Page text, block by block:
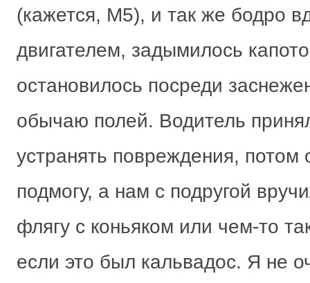
(кажется, М5), и так же бодро
двигателем, задымилось
остановилось посреди
обычаю полей. Водитель
устранять повреждения, потом
подмогу, а нам с подругой
флягу с коньяком или чем-то
если это был кальвадос. Я не